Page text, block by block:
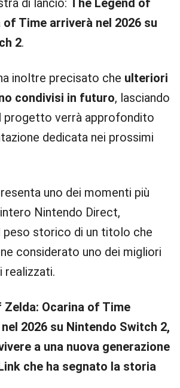
di lancio: The Legend of
of Time arriverà nel 2026 su
2.
inoltre precisato che ulteriori
condivisi in futuro, lasciando
progetto verrà approfondito
dedicata nei prossimi
uno dei momenti più
Nintendo Direct,
peso storico di un titolo che
considerato uno dei migliori
realizzati.
Zelda: Ocarina of Time
2026 su Nintendo Switch 2,
a una nuova generazione
che ha segnato la storia